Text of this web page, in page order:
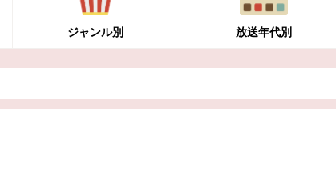
ジャンル別 放送年代別